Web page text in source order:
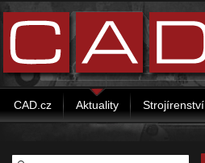
CAD.cz Aktuality Strojírenství